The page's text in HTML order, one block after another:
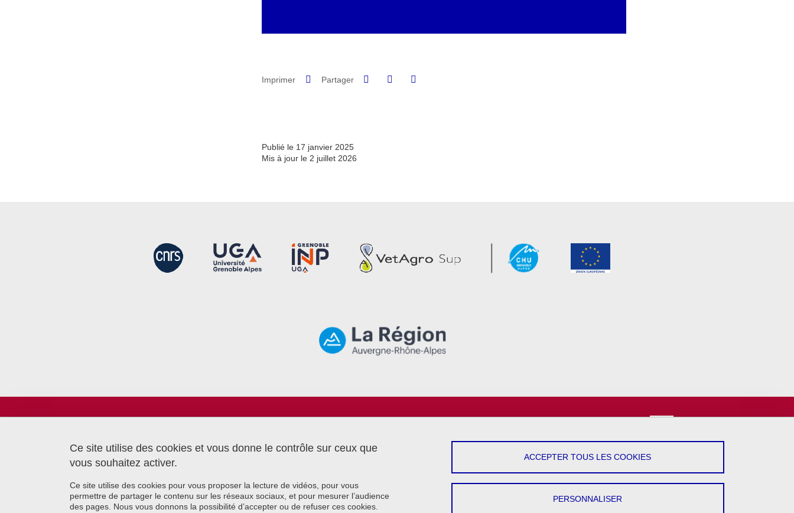
Imprimer Partager Partager sur Facebook
Partager sur LinkedIn
Publié le 17 janvier 2025
Mis à jour le 2 juillet 2026
6 chemin Saint Ferjus
38700 La Tronche
Contact
Mentions légales
Données personnelles
YouTube
LinkedIn
Ce site utilise des cookies et vous donne le contrôle sur ceux que
vous souhaitez activer.
Ce site utilise des cookies pour vous proposer la lecture de vidéos, pour vous
permettre de partager le contenu sur les réseaux sociaux, et pour mesurer l’audience
des pages. Nous vous donnons la possibilité d’accepter ou de refuser ces cookies.
ACCEPTER TOUS LES COOKIES
PERSONNALISER